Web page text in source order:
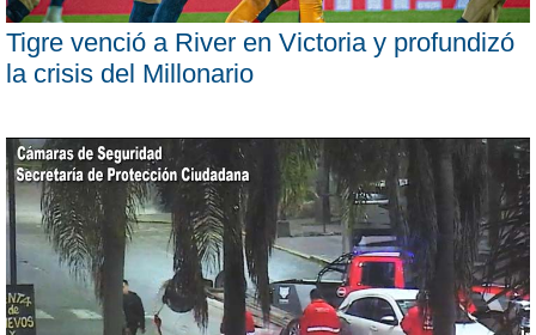
Tigre venció a River en Victoria y profundizó
la crisis del Millonario